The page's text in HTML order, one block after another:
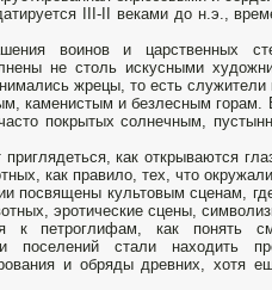
III-II веками до н.э.,
воинов и царственных
не столь искусными
жрецы, то есть служители
каменистым и безлесным горам.
покрытых солнечным,
как открываются
как правило, тех, что
посвящены культовым сценам,
эротические сцены,
к петроглифам, как понять
поселений стали находить
и обряды древних, хотя